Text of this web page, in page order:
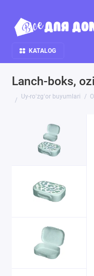
KATALOG
Lanch-boks,
Uy-roʻzgʻor buyumlari